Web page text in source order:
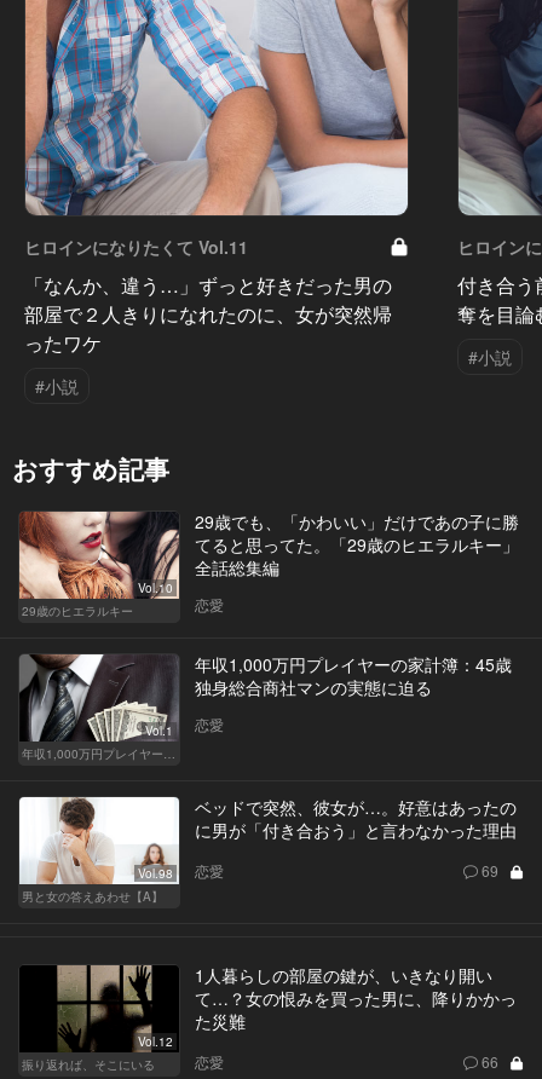
ヒロインになりたくて Vol.11
「なんか、違う…」ずっと好きだった男の
部屋で２人きりになれたのに、女が突然帰
ったワケ
#小説
ヒロイン
付き合
奪を目
#小説
おすすめ記事
Vol.10
29歳のヒエラルキー
29歳でも、「かわいい」だけであの子に勝
てると思ってた。「29歳のヒエラルキー」
全話総集編
恋愛
Vol.1
年収1,000万円プレイヤーの家計簿
年収1,000万円プレイヤーの家計簿：45歳
独身総合商社マンの実態に迫る
恋愛
Vol.98
男と女の答えあわせ【A】
ベッドで突然、彼女が…。好意はあったの
に男が「付き合おう」と言わなかった理由
恋愛 69
Vol.12
振り返れば、そこにいる
1人暮らしの部屋の鍵が、いきなり開い
て…？女の恨みを買った男に、降りかかっ
た災難
恋愛 66